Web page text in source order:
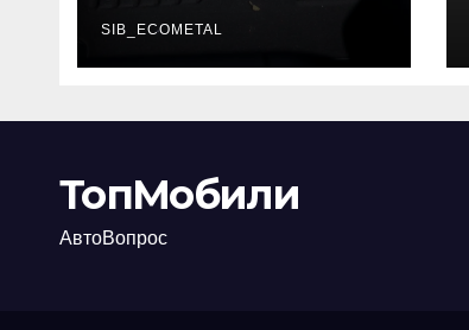
каково их
основное
назначение
SIB_ECOMETAL
ТопМобили
АвтоВопрос